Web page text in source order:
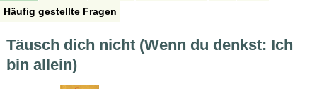
Häufig gestellte Fragen
Täusch dich nicht (Wenn du denkst: Ich
bin allein)